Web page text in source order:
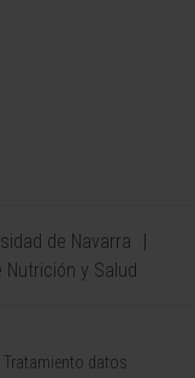
de Navarra
Nutrición y Salud
Tratamiento datos